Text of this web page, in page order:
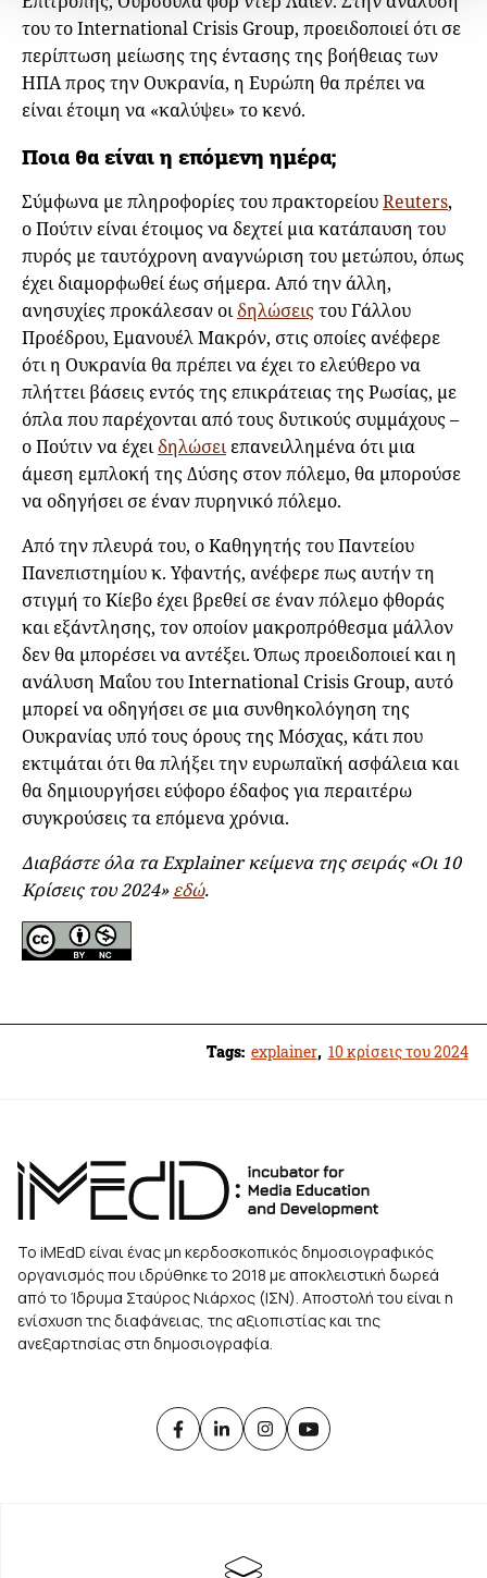
του το International Crisis Group, προειδοποιεί ότι σε
περίπτωση μείωσης της έντασης της βοήθειας των
ΗΠΑ προς την Ουκρανία, η Ευρώπη θα πρέπει να
είναι έτοιμη να «καλύψει» το κενό.
Ποια θα είναι η επόμενη ημέρα;
Σύμφωνα με πληροφορίες του πρακτορείουReuters,
ο Πούτιν είναι έτοιμος να δεχτεί μια κατάπαυση του
πυρός με ταυτόχρονη αναγνώριση του μετώπου, όπως
έχει διαμορφωθεί έως σήμερα. Από την άλλη,
ανησυχίες προκάλεσαν οιδηλώσειςτου Γάλλου
Προέδρου, Εμανουέλ Μακρόν, στις οποίες ανέφερε
ότι η Ουκρανία θα πρέπει να έχει το ελεύθερο να
πλήττει βάσεις εντός της επικράτειας της Ρωσίας, με
όπλα που παρέχονται από τους δυτικούς συμμάχους –
ο Πούτιν να έχειδηλώσειεπανειλλημένα ότι μια
άμεση εμπλοκή της Δύσης στον πόλεμο, θα μπορούσε
να οδηγήσει σε έναν πυρηνικό πόλεμο.
Από την πλευρά του, ο Καθηγητής του Παντείου
Πανεπιστημίου κ. Υφαντής, ανέφερε πως αυτήν τη
στιγμή το Κίεβο έχει βρεθεί σε έναν πόλεμο φθοράς
και εξάντλησης, τον οποίον μακροπρόθεσμα μάλλον
δεν θα μπορέσει να αντέξει. Όπως προειδοποιεί και η
ανάλυση Μαΐου του International Crisis Group, αυτό
μπορεί να οδηγήσει σε μια συνθηκολόγηση της
Ουκρανίας υπό τους όρους της Μόσχας, κάτι που
εκτιμάται ότι θα πλήξει την ευρωπαϊκή ασφάλεια και
θα δημιουργήσει εύφορο έδαφος για περαιτέρω
συγκρούσεις τα επόμενα χρόνια.
Διαβάστε όλα τα Explainer κείμενα της σειράς «Οι 10
Κρίσεις του 2024»εδώ.
Tags: explainer, 10 κρίσεις του 2024
Το iMEdD είναι ένας μη κερδοσκοπικός δημοσιογραφικός
οργανισμός που ιδρύθηκε το 2018 με αποκλειστική δωρεά
από το Ίδρυμα Σταύρος Νιάρχος (ΙΣΝ). Αποστολή του είναι η
ενίσχυση της διαφάνειας, της αξιοπιστίας και της
ανεξαρτησίας στη δημοσιογραφία.